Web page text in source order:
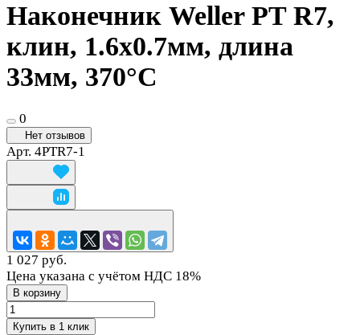
Наконечник Weller PT R7,
клин, 1.6х0.7мм, длина
33мм, 370°C
0
Нет отзывов
Арт. 4PTR7-1
1 027 руб.
Цена указана с учётом НДС 18%
В корзину
Купить в 1 клик